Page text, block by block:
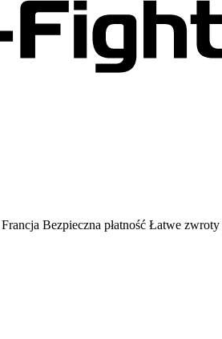
Bezpieczna płatność Łatwe zwroty